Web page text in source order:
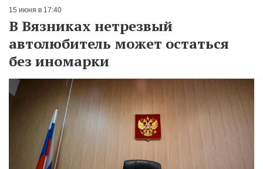
15 июня в 17:40
В Вязниках нетрезвый
автолюбитель может остаться
без иномарки